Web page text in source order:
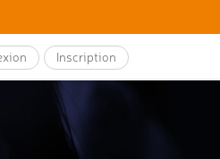
Inscription